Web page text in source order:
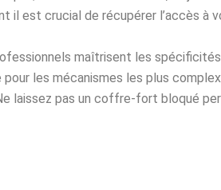
il est crucial de récupérer l’accès à
maîtrisent les
pour les mécanismes les plus
laissez pas un coffre-fort bloqué